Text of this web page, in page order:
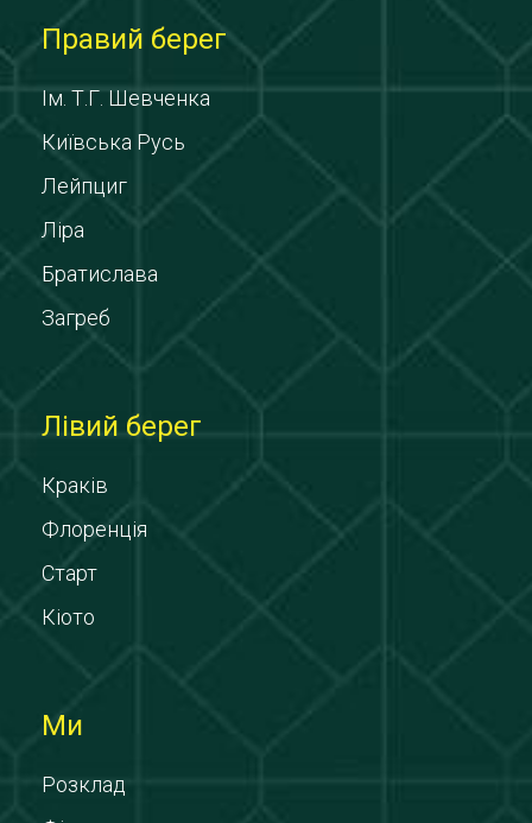
Правий берег
Ім. Т.Г. Шевченка
Київська Русь
Лейпциг
Ліра
Братислава
Загреб
Лівий берег
Краків
Флоренція
Старт
Кіото
Ми
Розклад